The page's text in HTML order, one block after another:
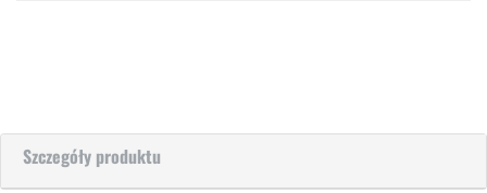
Szczegóły produktu